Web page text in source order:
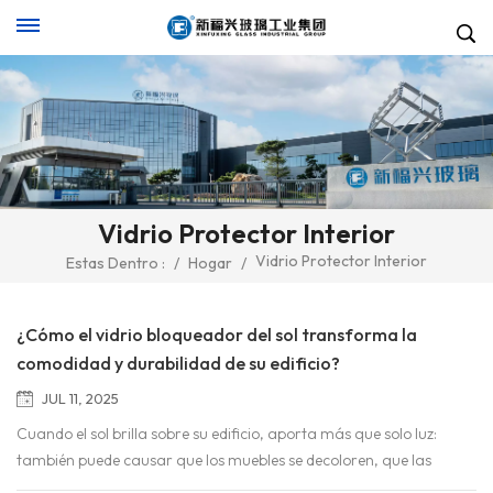
Vidrio Protector Interior
Estas Dentro : / Hogar / Vidrio Protector Interior
¿Cómo el vidrio bloqueador del sol transforma la
comodidad y durabilidad de su edificio?
JUL 11, 2025
Cuando el sol brilla sobre su edificio, aporta más que solo luz:
también puede causar que los muebles se decoloren, que las
temperaturas interiores se sobrecalienten y que las facturas de